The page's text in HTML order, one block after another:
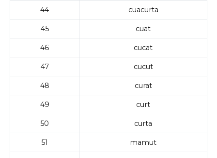
44 cuacurta
45 cuat
46 cucat
47 cucut
48 curat
49 curt
50 curta
51 mamut